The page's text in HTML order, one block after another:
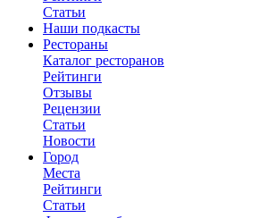
Статьи
Наши подкасты
Рестораны
Каталог ресторанов
Рейтинги
Отзывы
Рецензии
Статьи
Новости
Город
Места
Рейтинги
Статьи